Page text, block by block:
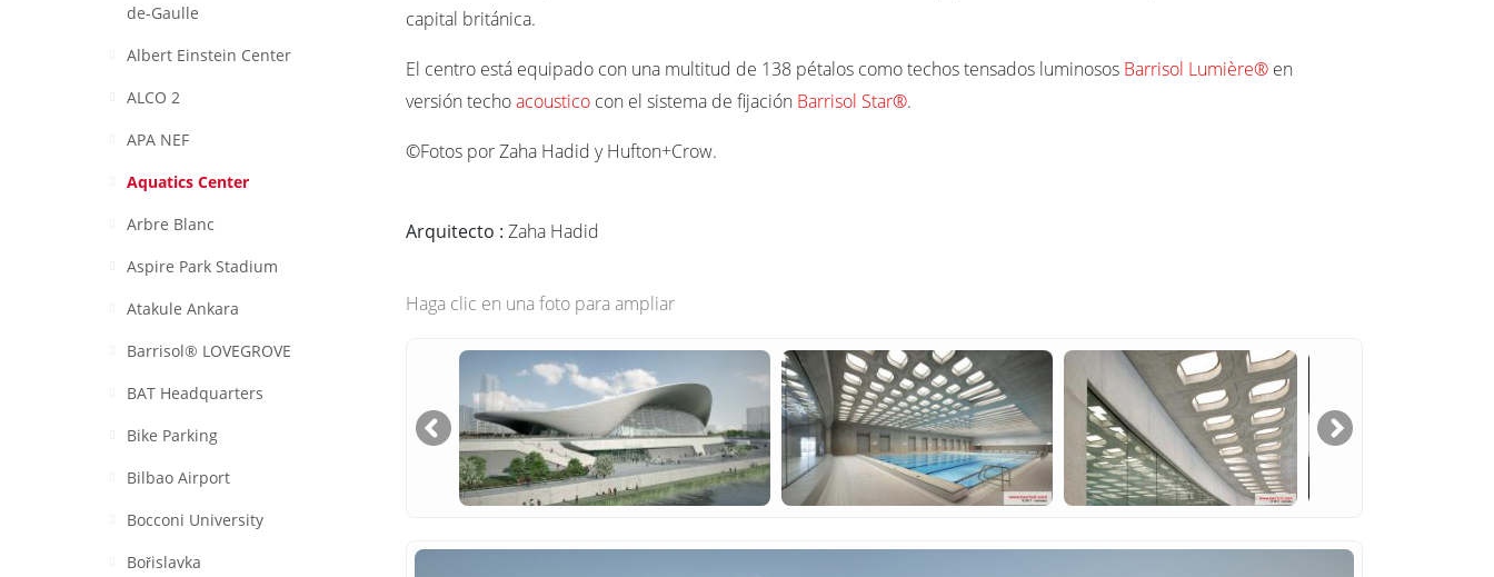
de-Gaulle
Albert Einstein Center
ALCO 2
APA NEF
Aquatics Center
Arbre Blanc
Aspire Park Stadium
Atakule Ankara
Barrisol® LOVEGROVE
BAT Headquarters
Bike Parking
Bilbao Airport
Bocconi University
Bořislavka
capital británica.
El centro está equipado con una multitud de 138 pétalos como techos tensados luminosos Barrisol Lumière® en
versión techoacoustico con el sistema de fijación Barrisol Star®.
©Fotos por Zaha Hadid y Hufton+Crow.
Arquitecto : Zaha Hadid
Haga clic en una foto para ampliar